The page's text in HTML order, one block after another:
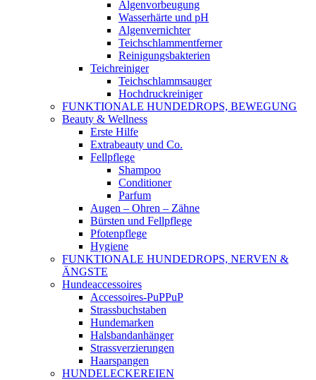
Algenvorbeugung
Wasserhärte und pH
Algenvernichter
Teichschlammentferner
Reinigungsbakterien
Teichreiniger
Teichschlammsauger
Hochdruckreiniger
FUNKTIONALE HUNDEDROPS, BEWEGUNG
Beauty & Wellness
Erste Hilfe
Extrabeauty und Co.
Fellpflege
Shampoo
Conditioner
Parfum
Augen – Ohren – Zähne
Bürsten und Fellpflege
Pfotenpflege
Hygiene
FUNKTIONALE HUNDEDROPS, NERVEN &
ÄNGSTE
Hundeaccessoires
Accessoires-PuPPuP
Strassbuchstaben
Hundemarken
Halsbandanhänger
Strassverzierungen
Haarspangen
HUNDELECKEREIEN